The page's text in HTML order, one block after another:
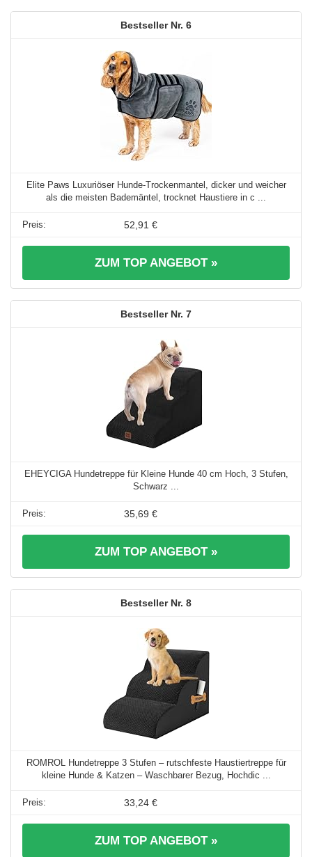
6
Elite Paws Luxuriöser Hunde-Trockenmantel, dicker und weicher
als die meisten Bademäntel, trocknet Haustiere in c ...
52,91 €
ZUM TOP ANGEBOT »
7
EHEYCIGA Hundetreppe für Kleine Hunde 40 cm Hoch, 3 Stufen,
Schwarz ...
35,69 €
ZUM TOP ANGEBOT »
8
ROMROL Hundetreppe 3 Stufen – rutschfeste Haustiertreppe für
kleine Hunde & Katzen – Waschbarer Bezug, Hochdic ...
33,24 €
ZUM TOP ANGEBOT »